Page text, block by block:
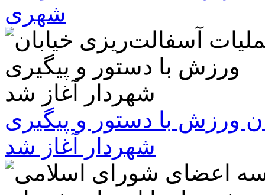
شهری
ورزش با دستور و پیگیری
شهردار آغاز شد